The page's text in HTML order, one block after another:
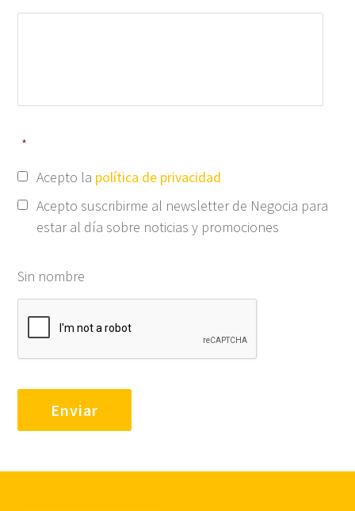
*
Acepto la política de privacidad
Acepto suscribirme al newsletter de Negocia para
estar al día sobre noticias y promociones
Sin nombre